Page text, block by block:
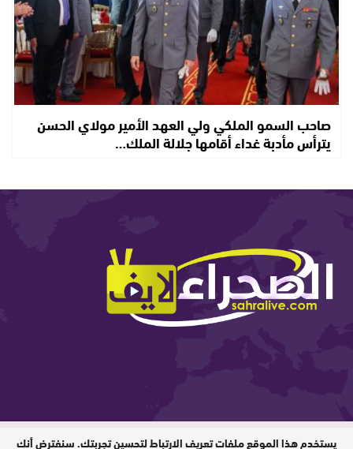
صاحب السمو الملكي ولي العهد الأمير مولاي الحسن
يترأس مأدبة غداء أقامها جلالة الملك…
المدير المسؤول : ابيبك المحفوظ / جميع
يستخدم هذا الموقع ملفات تعريف الارتباط لتحسين تجربتك. سنفترض أنك